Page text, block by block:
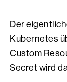
Der
Kubernetes
Custom
Secret wird